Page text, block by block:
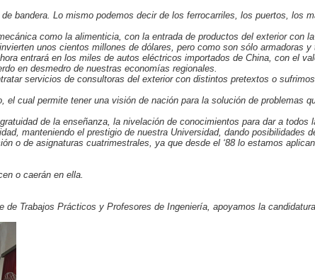
bandera. Lo mismo podemos decir de los ferrocarriles, los puertos, los
como la alimenticia, con la entrada de productos del exterior con
unos cientos millones de dólares, pero como son sólo armadoras
entrará en los miles de autos eléctricos importados de China, con el
en desmedro de nuestras economías regionales.
servicios de consultoras del exterior con distintos pretextos o
cual permite tener una visión de nación para la solución de problemas
de la enseñanza, la nivelación de conocimientos para dar a todos
manteniendo el prestigio de nuestra Universidad, dando posibilidades
o de asignaturas cuatrimestrales, ya que desde el ‘88 lo estamos
o caerán en ella.
Trabajos Prácticos y Profesores de Ingeniería, apoyamos la